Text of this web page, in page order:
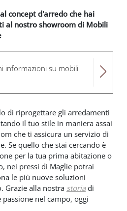
concept d'arredo che hai
al nostro showroom di Mobili
informazioni su mobili
di riprogettare gli arredamenti
il tuo stile in maniera assai
che ti assicura un servizio di
Se quello che stai cercando è
per la tua prima abitazione o
nei pressi di Maglie potrai
le più nuove soluzioni
Grazie alla nostra storiadi
nel campo, oggi